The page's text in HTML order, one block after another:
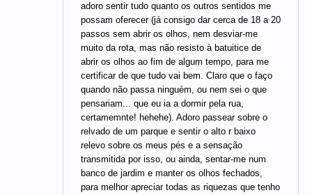
adoro sentir tudo quanto os outros sentidos me
possam oferecer (já consigo dar cerca de 18 a 20
passos sem abrir os olhos, nem desviar-me
muito da rota, mas não resisto à batuitice de
abrir os olhos ao fim de algum tempo, para me
certificar de que tudo vai bem. Claro que o faço
quando não passa ninguém, ou nem sei o que
pensariam... que eu ia a dormir pela rua,
certamemnte! hehehe). Adoro passear sobre o
relvado de um parque e sentir o alto r baixo
relevo sobre os meus pés e a sensação
transmitida por isso, ou ainda, sentar-me num
banco de jardim e manter os olhos fechados,
para melhor apreciar todas as riquezas que tenho